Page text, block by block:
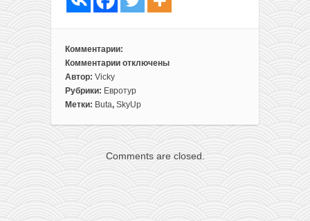
Комментарии:
Комментарии
к
записи
Путешествуем
виз:
столицы
Украины,
Грузии
и
Азербайджана
отключены
Автор: Vicky
Рубрики: Евротур
Метки: Buta, SkyUp
Comments are closed.